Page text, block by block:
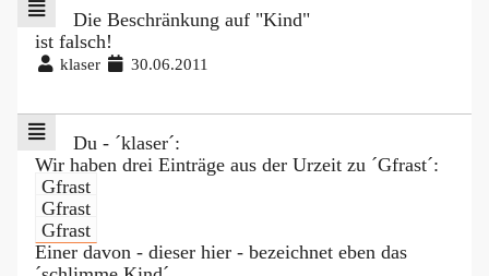
Die Beschränkung auf "Kind"
ist falsch!
klaser 30.06.2011
Du - ´klaser´:
Wir haben drei Einträge aus der Urzeit zu ´Gfrast´:
Gfrast
Gfrast
Gfrast
Einer davon - dieser hier - bezeichnet eben das